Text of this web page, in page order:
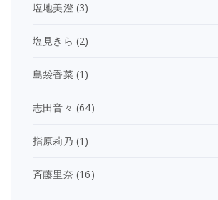
塩地美澄(3)
塩見きら (2)
島袋香菜(1)
志田音々 (64)
指原莉乃 (1)
斉藤里奈 (16)